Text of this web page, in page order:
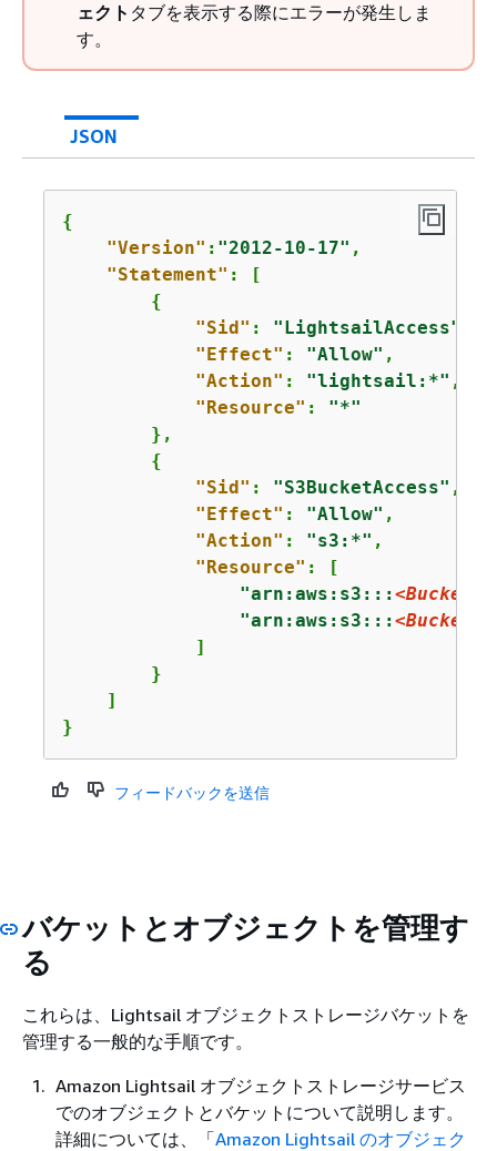
ェクト タブを表示する際にエラーが発生しま
す。
JSON
{
"Version" : "2012-10-17" ,
"Statement" : [
{
"Sid" : "LightsailAccess"
"Effect" : "Allow" ,
"Action" : "lightsail:*" ,
"Resource" : "*"
        },
{
"Sid" : "S3BucketAccess" ,
"Effect" : "Allow" ,
"Action" : "s3:*" ,
"Resource" : [
"arn:aws:s3:::
"arn:aws:s3:::
            ]
        }
    ]
}
フィードバックを送信
バケットとオブジェクトを管理す
る
これらは、Lightsail オブジェクトストレージバケットを
管理する一般的な手順です。
Amazon Lightsail オブジェクトストレージサービス
でのオブジェクトとバケットについて説明します。
詳細については、「Amazon Lightsail のオブジェク